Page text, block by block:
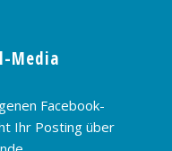
KONTAKT
Media
Facebook-
Ihr Posting über